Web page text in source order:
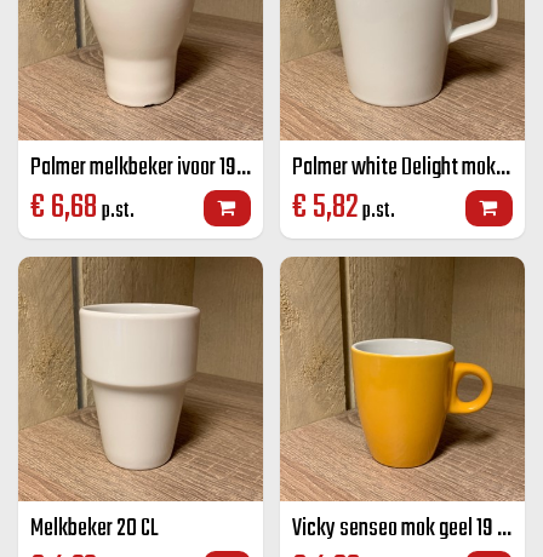
Palmer melkbeker ivoor 19 cl
€6,68p.st.
Palmer white Delight mok wit 25 cl
€5,82p.st.
Melkbeker 20 CL Vicky senseo mok geel 19 CL